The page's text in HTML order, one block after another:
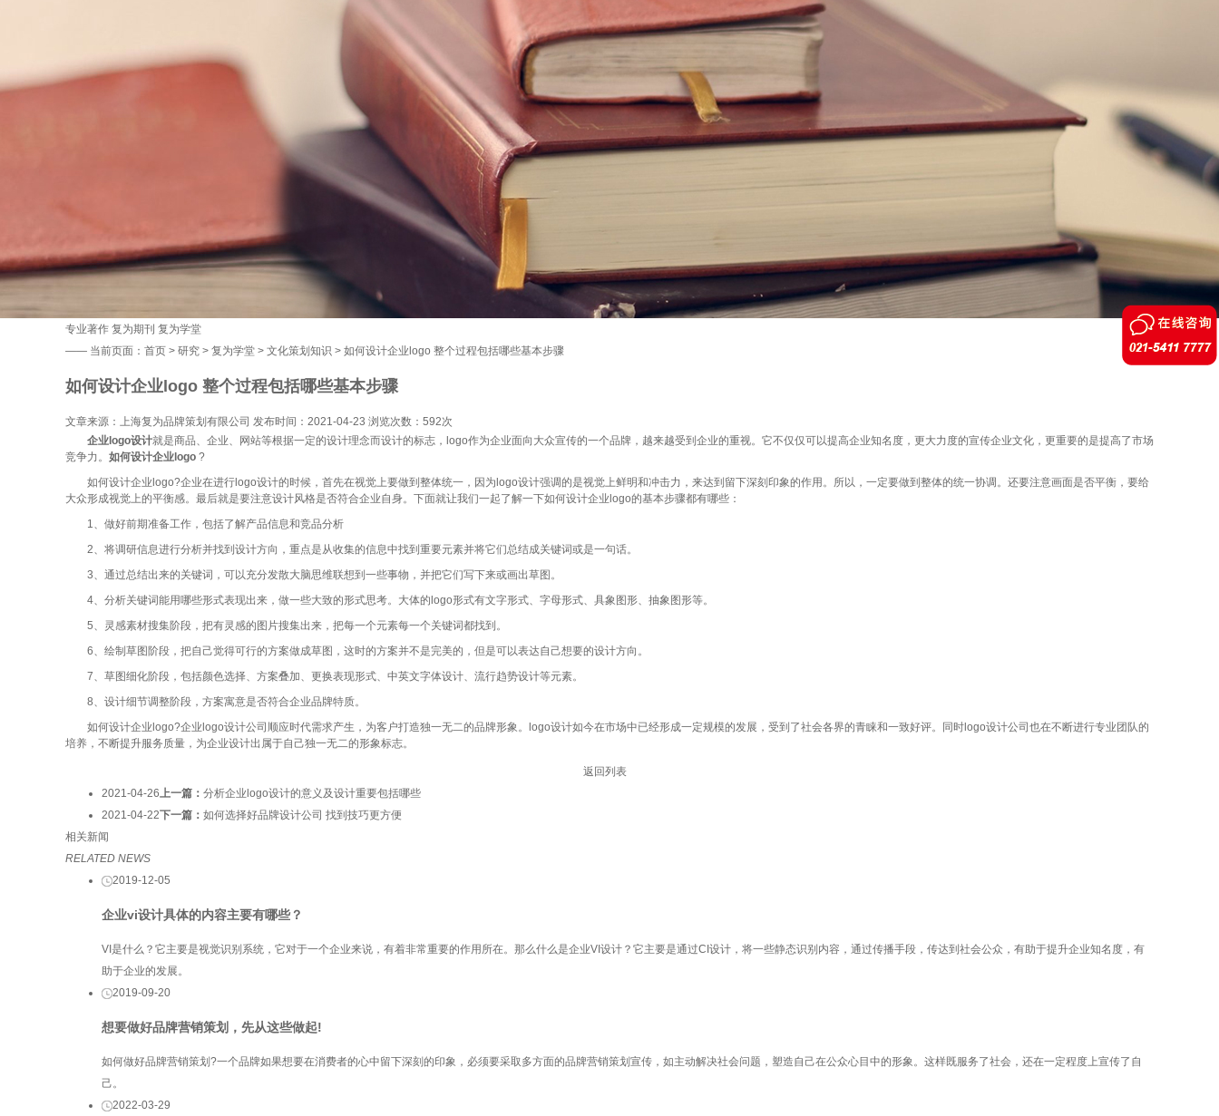
专业著作 复为期刊 复为学堂
—— 当前页面： 首页 > 研究 > 复为学堂 > 文化策划知识 > 如何设计企业logo 整个过程包括哪些基本步骤
如何设计企业logo 整个过程包括哪些基本步骤
文章来源：上海复为品牌策划有限公司 发布时间：2021-04-23 浏览次数： 592次
企业logo设计就是商品、企业、网站等根据一定的设计理念而设计的标志，logo作为企业面向大众宣传的一个品牌，越来越受到企业的重视。它不仅仅可以提高企业知名度，更大力度的宣传企业文化，更重要的是提高了市场
竞争力。 如何设计企业logo ?
如何设计企业logo?企业在进行logo设计的时候，首先在视觉上要做到整体统一，因为logo设计强调的是视觉上鲜明和冲击力，来达到留下深刻印象的作用。所以，一定要做到整体的统一协调。还要注意画面是否平衡，要给
大众形成视觉上的平衡感。最后就是要注意设计风格是否符合企业自身。下面就让我们一起了解一下如何设计企业logo的基本步骤都有哪些：
1、做好前期准备工作，包括了解产品信息和竞品分析
2、将调研信息进行分析并找到设计方向，重点是从收集的信息中找到重要元素并将它们总结成关键词或是一句话。
3、通过总结出来的关键词，可以充分发散大脑思维联想到一些事物，并把它们写下来或画出草图。
4、分析关键词能用哪些形式表现出来，做一些大致的形式思考。大体的logo形式有文字形式、字母形式、具象图形、抽象图形等。
5、灵感素材搜集阶段，把有灵感的图片搜集出来，把每一个元素每一个关键词都找到。
6、绘制草图阶段，把自己觉得可行的方案做成草图，这时的方案并不是完美的，但是可以表达自己想要的设计方向。
7、草图细化阶段，包括颜色选择、方案叠加、更换表现形式、中英文字体设计、流行趋势设计等元素。
8、设计细节调整阶段，方案寓意是否符合企业品牌特质。
如何设计企业logo?企业logo设计公司顺应时代需求产生，为客户打造独一无二的品牌形象。logo设计如今在市场中已经形成一定规模的发展，受到了社会各界的青睐和一致好评。同时logo设计公司也在不断进行专业团队的
培养，不断提升服务质量，为企业设计出属于自己独一无二的形象标志。
返回列表
2021-04-26上一篇： 分析企业logo设计的意义及设计重要包括哪些
2021-04-22下一篇： 如何选择好品牌设计公司 找到技巧更方便
相关新闻
RELATED NEWS
2019-12-05
企业vi设计具体的内容主要有哪些？
VI是什么？它主要是视觉识别系统，它对于一个企业来说，有着非常重要的作用所在。那么什么是企业VI设计？它主要是通过CI设计，将一些静态识别内容，通过传播手段，传达到社会公众，有助于提升企业知名度，有
助于企业的发展。
2019-09-20
想要做好品牌营销策划，先从这些做起!
如何做好品牌营销策划?一个品牌如果想要在消费者的心中留下深刻的印象，必须要采取多方面的品牌营销策划宣传，如主动解决社会问题，塑造自己在公众心目中的形象。这样既服务了社会，还在一定程度上宣传了自
己。
2022-03-29